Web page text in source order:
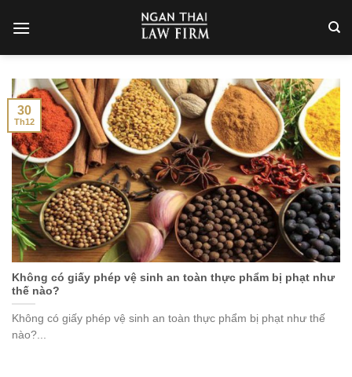
Không có giấy phép vệ sinh an toàn thực phẩm bị phạt như
thế nào?
Không có giấy phép vệ sinh an toàn thực phẩm bị phạt như thế
nào?...
30
Th12